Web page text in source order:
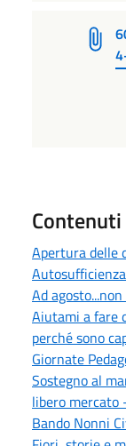
Apertura delle
Ad
Aiutami a fare
perché sono
Giornate
Sostegno al
libero mercato
Bando Nonni